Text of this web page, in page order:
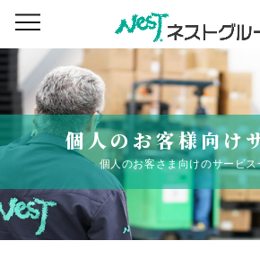
個人のお客様向け
個人のお客さま向けのサービス